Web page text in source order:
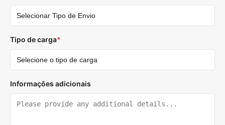
Tipo de carga*
Informações adicionais